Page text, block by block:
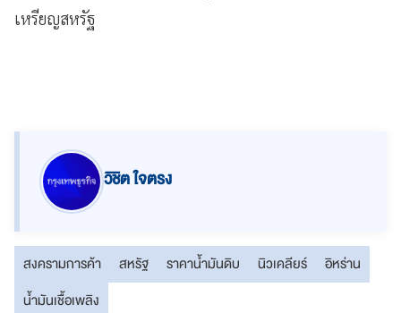
เหรียญสหรัฐ
วิชิต ใจตรง
สงครามการค้า สหรัฐ ราคาน้ำมันดิบ นิวเคลียร์
อิหร่าน
น้ำมันเชื้อเพลิง